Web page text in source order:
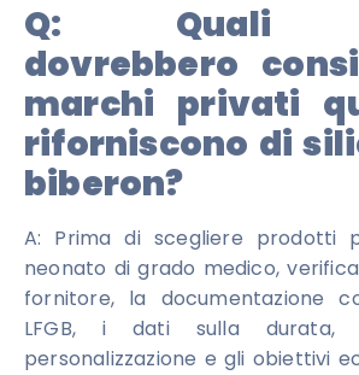
Q: Quali
dovrebbero
marchi privati
riforniscono di
biberon?
A: Prima di scegliere prodotti
neonato di grado medico,
fornitore, la documentazione
LFGB, i dati sulla
personalizzazione e gli obiettivi